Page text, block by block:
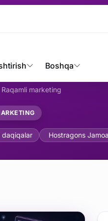
Boshqa
Raqamli marketing
daqiqalar Hostragons